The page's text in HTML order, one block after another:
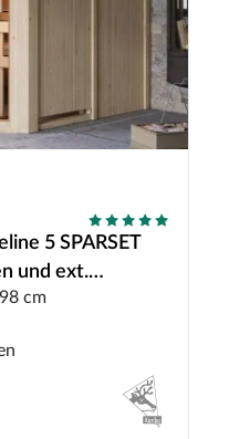
5 SPARSET
und ext.
cm